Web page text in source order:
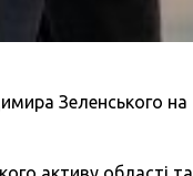
Зеленського на